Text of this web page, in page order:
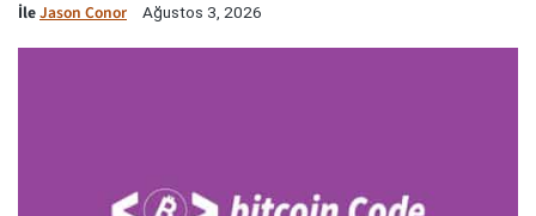
İleJason Conor Ağustos 3, 2026